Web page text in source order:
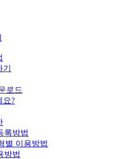
로드
요?
록방법
별 이용방법
방법